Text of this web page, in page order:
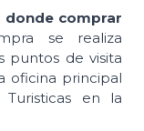
donde comprar
se realiza
puntos de visita
oficina principal
en la